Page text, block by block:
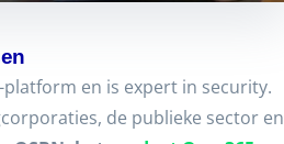
en is expert in security.
de publieke sector en